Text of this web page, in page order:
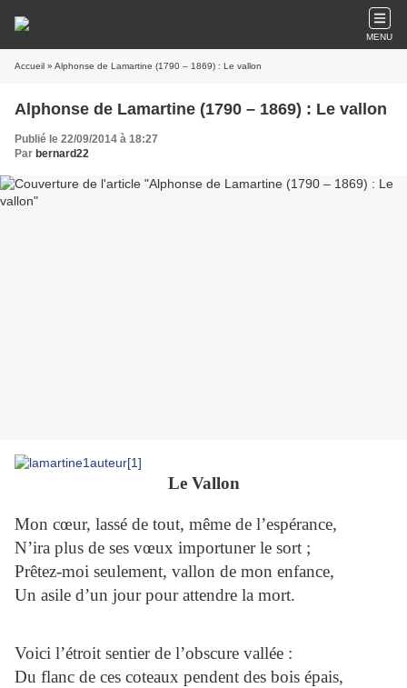
MENU
Accueil » Alphonse de Lamartine (1790 – 1869) : Le vallon
Alphonse de Lamartine (1790 – 1869) : Le vallon
Publié le 22/09/2014 à 18:27
Par bernard22
Le Vallon
Mon cœur, lassé de tout, même de l’espérance,
N’ira plus de ses vœux importuner le sort ;
Prêtez-moi seulement, vallon de mon enfance,
Un asile d’un jour pour attendre la mort.
Voici l’étroit sentier de l’obscure vallée :
Du flanc de ces coteaux pendent des bois épais,